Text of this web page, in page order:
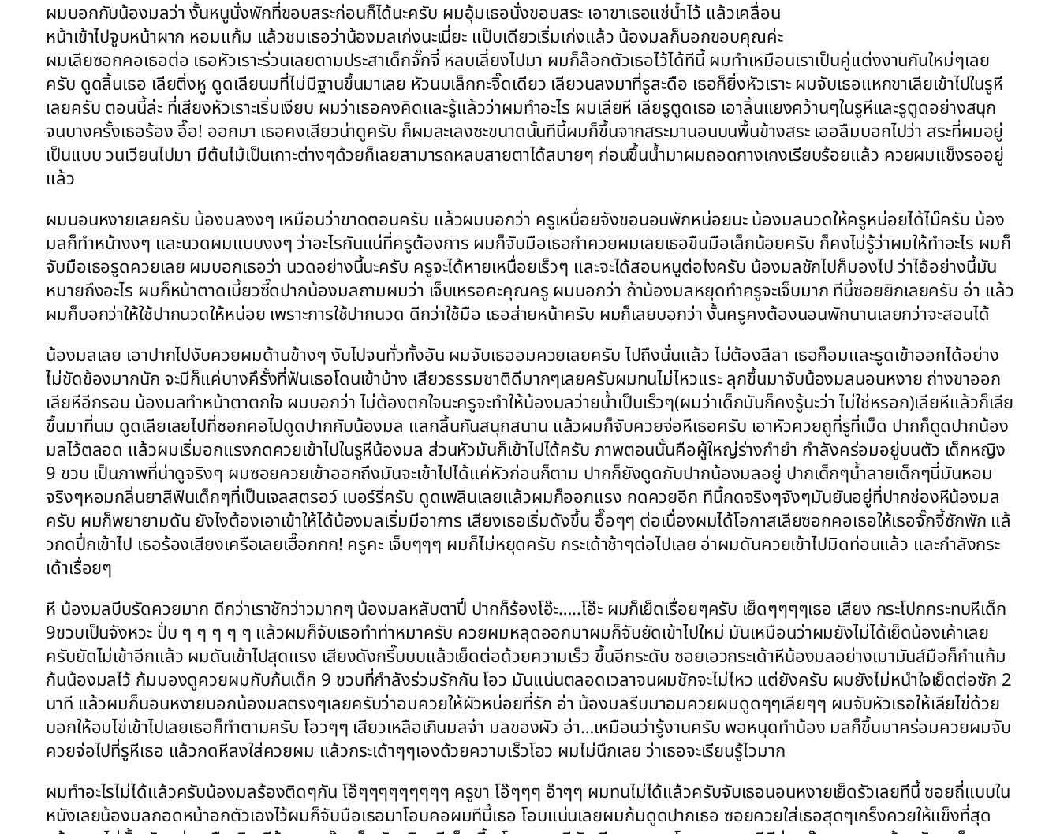
ผมบอกกับน้องมลว่า งั้นหนูนั่งพักที่ขอบสระก่อนก็ได้นะครับ ผมอุ้มเธอนั่งขอบสระ เอาขาเธอแช่น้ำไว้ แล้วเคลื่อน
หน้าเข้าไปจูบหน้าผาก หอมแก้ม แล้วชมเธอว่าน้องมลเก่งนะเนี่ยะ แป๊บเดียวเริ่มเก่งแล้ว น้องมลก็บอกขอบคุณค่ะ
ผมเลียซอกคอเธอต่อ เธอหัวเราะร่วนเลยตามประสาเด็กจั๊กจี๋ หลบเลี่ยงไปมา ผมก็ล๊อกตัวเธอไว้ได้ทีนี้ ผมทำเหมือนเราเป็นคู่แต่งงานกันใหม่ๆเลย
ครับ ดูดลิ้นเธอ เลียติ่งหู ดูดเลียนมที่ไม่มีฐานขึ้นมาเลย หัวนมเล็กกะจิ๊ดเดียว เลียวนลงมาที่รูสะดือ เธอก็ยิ่งหัวเราะ ผมจับเธอแหกขาเลียเข้าไปในรูหี
เลยครับ ตอนนี้ล่ะ ที่เสียงหัวเราะเริ่มเงียบ ผมว่าเธอคงคิดและรู้แล้วว่าผมทำอะไร ผมเลียหี เลียรูตูดเธอ เอาลิ้นแยงคว้านๆในรูหีและรูตูดอย่างสนุก
จนบางครั้งเธอร้อง อึ๊อ! ออกมา เธอคงเสียวน่าดูครับ ก็ผมละเลงซะขนาดนั้นทีนี้ผมก็ขึ้นจากสระมานอนบนพื้นข้างสระ เออลืมบอกไปว่า สระที่ผมอยู่
เป็นแบบ วนเวียนไปมา มีต้นไม้เป็นเกาะต่างๆด้วยก็เลยสามารถหลบสายตาได้สบายๆ ก่อนขึ้นน้ำมาผมถอดกางเกงเรียบร้อยแล้ว ควยผมแข็งรออยู่
แล้ว
ผมนอนหงายเลยครับ น้องมลงงๆ เหมือนว่าขาดตอนครับ แล้วผมบอกว่า ครูเหนื่อยจังขอนอนพักหน่อยนะ น้องมลนวดให้ครูหน่อยได้ไม๊ครับ น้อง
มลก็ทำหน้างงๆ และนวดผมแบบงงๆ ว่าอะไรกันแน่ที่ครูต้องการ ผมก็จับมือเธอกำควยผมเลยเธอขืนมือเล็กน้อยครับ ก็คงไม่รู้ว่าผมให้ทำอะไร ผมก็
จับมือเธอรูดควยเลย ผมบอกเธอว่า นวดอย่างนี้นะครับ ครูจะได้หายเหนื่อยเร็วๆ และจะได้สอนหนูต่อไงครับ น้องมลชักไปก็มองไป ว่าไอ้อย่างนี้มัน
หมายถึงอะไร ผมก็หน้าตาดเบี้ยวซี๊ดปากน้องมลถามผมว่า เจ็บเหรอคะคุณครู ผมบอกว่า ถ้าน้องมลหยุดทำครูจะเจ็บมาก ทีนี้ซอยยิกเลยครับ อ่า แล้ว
ผมก็บอกว่าให้ใช้ปากนวดให้หน่อย เพราะการใช้ปากนวด ดีกว่าใช้มือ เธอส่ายหน้าครับ ผมก็เลยบอกว่า งั้นครูคงต้องนอนพักนานเลยกว่าจะสอนได้
น้องมลเลย เอาปากไปงับควยผมด้านข้างๆ งับไปจนทั่วทั้งอัน ผมจับเธออมควยเลยครับ ไปถึงนั่นแล้ว ไม่ต้องลีลา เธอก็อมและรูดเข้าออกได้อย่าง
ไม่ขัดข้องมากนัก จะมีก็แค่บางคึรั้งที่ฟันเธอโดนเข้าบ้าง เสียวธรรมชาติดีมากๆเลยครับผมทนไม่ไหวแระ ลุกขึ้นมาจับน้องมลนอนหงาย ถ่างขาออก
เลียหีอีกรอบ น้องมลทำหน้าตาตกใจ ผมบอกว่า ไม่ต้องตกใจนะครูจะทำให้น้องมลว่ายน้ำเป็นเร็วๆ(ผมว่าเด็กมันก็คงรู้นะว่า ไม่ใช่หรอก)เลียหีแล้วก็เลีย
ขึ้นมาที่นม ดูดเลียเลยไปที่ซอกคอไปดูดปากกับน้องมล แลกลิ้นกันสนุกสนาน แล้วผมก็จับควยจ่อหีเธอครับ เอาหัวควยถูที่รูที่เม็ด ปากก็ดูดปากน้อง
มลไว้ตลอด แล้วผมเริ่มอกแรงกดควยเข้าไปในรูหีน้องมล ส่วนหัวมันก็เข้าไปได้ครับ ภาพตอนนั้นคือผู้ใหญ่ร่างกำยำ กำลังคร่อมอยู่บนตัว เด็กหญิง
9 ขวบ เป็นภาพที่น่าดูจริงๆ ผมซอยควยเข้าออกถึงมันจะเข้าไปได้แค่หัวก่อนก็ตาม ปากก็ยังดูดกับปากน้องมลอยู่ ปากเด็กๆน้ำลายเด็กๆนี่มันหอม
จริงๆหอมกลิ่นยาสีฟันเด็กๆที่เป็นเจลสตรอว์ เบอร์รี่ครับ ดูดเพลินเลยแล้วผมก็ออกแรง กดควยอีก ทีนี้กดจริงๆจังๆมันยันอยู่ที่ปากช่องหีน้องมล
ครับ ผมก็พยายามดัน ยังไงต้องเอาเข้าให้ได้น้องมลเริ่มมีอาการ เสียงเธอเริ่มดังขึ้น อึ๊อๆๆ ต่อเนื่องผมได้โอกาสเลียซอกคอเธอให้เธอจั๊กจี้ซักพัก แล้
วกดปึ่กเข้าไป เธอร้องเสียงเครือเลยเฮื๊อกกก! ครูคะ เจ็บๆๆๆ ผมก็ไม่หยุดครับ กระเด้าช้าๆต่อไปเลย อ่าผมดันควยเข้าไปมิดท่อนแล้ว และกำลังกระ
เด้าเรื่อยๆ
หี น้องมลบีบรัดควยมาก ดีกว่าเราชักว่าวมากๆ น้องมลหลับตาปี๋ ปากก็ร้องโอ๊ะ…..โอ๊ะ ผมก็เย็ดเรื่อยๆครับ เย็ดๆๆๆๆเธอ เสียง กระโปกกระทบหีเด็ก
9ขวบเป็นจังหวะ ปั่บ ๆ ๆ ๆ ๆ ๆ แล้วผมก็จับเธอทำท่าหมาครับ ควยผมหลุดออกมาผมก็จับยัดเข้าไปใหม่ มันเหมือนว่าผมยังไม่ได้เย็ดน้องเค้าเลย
ครับยัดไม่เข้าอีกแล้ว ผมดันเข้าไปสุดแรง เสียงดังกรี๊บบบแล้วเย็ดต่อด้วยความเร็ว ขึ้นอีกระดับ ซอยเอวกระเด้าหีน้องมลอย่างเมามันส์มือก็กำแก้ม
ก้นน้องมลไว้ ก้มมองดูควยผมกับก้นเด็ก 9 ขวบที่กำลังร่วมรักกัน โอว มันแน่นตลอดเวลาจนผมชักจะไม่ไหว แต่ยังครับ ผมยังไม่หนำใจเย็ดต่อซัก 2
นาที แล้วผมก็นอนหงายบอกน้องมลตรงๆเลยครับว่าอมควยให้ผัวหน่อยที่รัก อ่า น้องมลรีบมาอมควยผมดูดๆๆเลียๆๆ ผมจับหัวเธอให้เลียไข่ด้วย
บอกให้อมไข่เข้าไปเลยเธอก็ทำตามครับ โอวๆๆ เสียวเหลือเกินมลจ๋า มลของผัว อ่า…เหมือนว่ารู้งานครับ พอหนุดทำน้อง มลก็ขึ้นมาคร่อมควยผมจับ
ควยจ่อไปที่รูหีเธอ แล้วกดหีลงใส่ควยผม แล้วกระเด้าๆๆเองด้วยความเร็วโอว ผมไม่นึกเลย ว่าเธอจะเรียนรู้ไวมาก
ผมทำอะไรไม่ได้แล้วครับน้องมลร้องติดๆกัน โอ๊ๆๆๆๆๆๆๆๆๆ ครูขา โอ๊ๆๆๆ อ๊าๆๆ ผมทนไม่ได้แล้วครับจับเธอนอนหงายเย็ดรัวเลยทีนี้ ซอยถี่แบบใน
หนังเลยน้องมลกอดหน้าอกตัวเองไว้ผมก็จับมือเธอมาโอบคอผมทีนี้เธอ โอบแน่นเลยผมก้มดูดปากเธอ ซอยควยใส่เธอสุดๆเกร็งควยให้แข็งที่สุด